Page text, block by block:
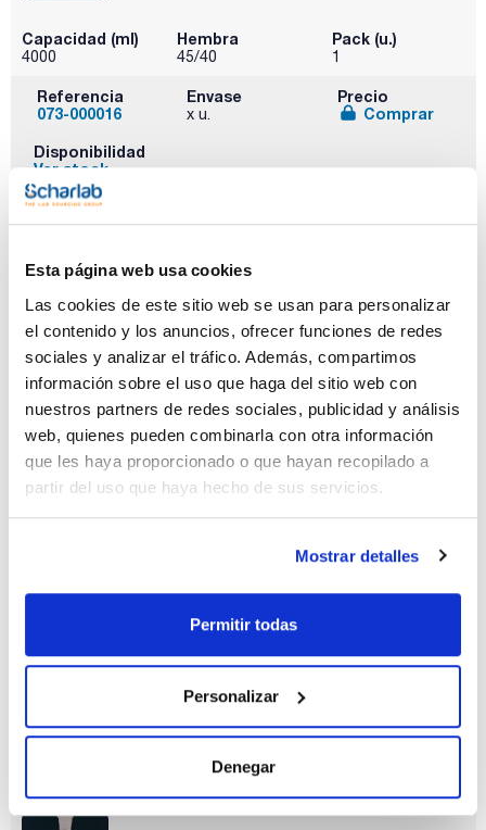
Esta página web usa cookies
Las cookies de este sitio web se usan para personalizar
el contenido y los anuncios, ofrecer funciones de redes
sociales y analizar el tráfico. Además, compartimos
información sobre el uso que haga del sitio web con
nuestros partners de redes sociales, publicidad y análisis
web, quienes pueden combinarla con otra información
que les haya proporcionado o que hayan recopilado a
partir del uso que haya hecho de sus servicios.
Mostrar detalles
Permitir todas
Personalizar
Denegar
Capacidad (ml)
4000
Hembra
45/40
Pack (u.)
1
Referencia
073-000016
Envase
x u.
Precio
Comprar
Disponibilidad
Ver stock
Capacidad (ml)
10
Hembra
14/23
Pack (u.)
10
Referencia
073-100002
Envase
x 10 u.
Precio
Comprar
Disponibilidad
Ver stock
25
Hembra
14/23 10
Envase